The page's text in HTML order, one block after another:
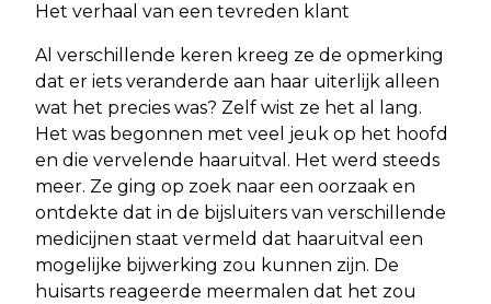
Het verhaal van een tevreden klant
Al verschillende keren kreeg ze de opmerking
dat er iets veranderde aan haar uiterlijk alleen
wat het precies was? Zelf wist ze het al lang.
Het was begonnen met veel jeuk op het hoofd
en die vervelende haaruitval. Het werd steeds
meer. Ze ging op zoek naar een oorzaak en
ontdekte dat in de bijsluiters van verschillende
medicijnen staat vermeld dat haaruitval een
mogelijke bijwerking zou kunnen zijn. De
huisarts reageerde meermalen dat het zou